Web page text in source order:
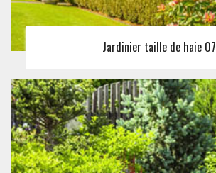
Jardinier taille de haie 07